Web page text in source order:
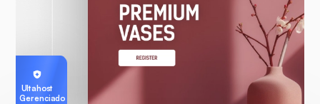
Ultahost
Gerenciado